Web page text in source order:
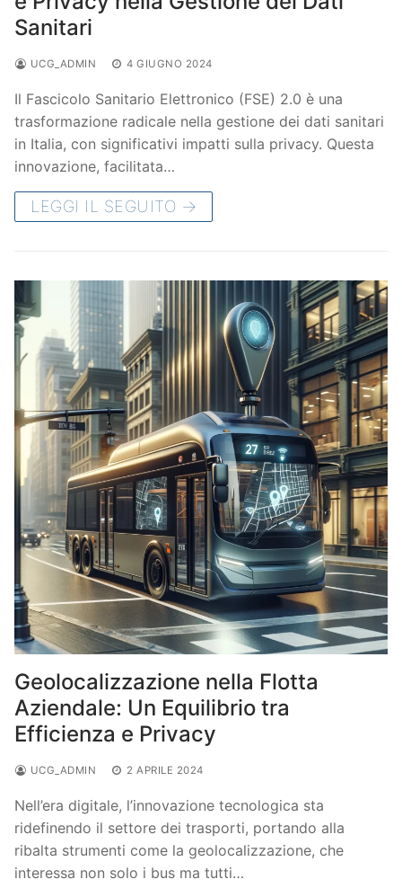
Sanitari
UCG_ADMIN 4 GIUGNO 2024
Il Fascicolo Sanitario Elettronico (FSE) 2.0 è una
trasformazione radicale nella gestione dei dati sanitari
in Italia, con significativi impatti sulla privacy. Questa
innovazione, facilitata…
LEGGI IL SEGUITO →
Geolocalizzazione nella Flotta
Aziendale: Un Equilibrio tra
Efficienza e Privacy
UCG_ADMIN 2 APRILE 2024
Nell’era digitale, l’innovazione tecnologica sta
ridefinendo il settore dei trasporti, portando alla
ribalta strumenti come la geolocalizzazione, che
interessa non solo i bus ma tutti…